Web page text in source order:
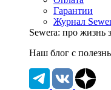
Гарантии
Журнал
Sewera: про жизнь
Наш блог c